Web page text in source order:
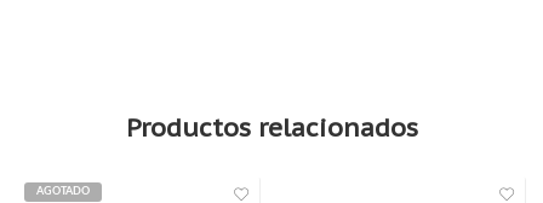
Productos relacionados
AGOTADO